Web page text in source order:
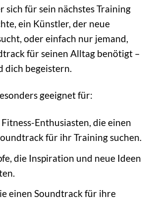
sich für sein nächstes Training
ein Künstler, der neue
oder einfach nur jemand,
für seinen Alltag benötigt –
dich begeistern.
geeignet für:
Enthusiasten, die einen
für ihr Training suchen.
die Inspiration und neue Ideen
einen Soundtrack für ihre